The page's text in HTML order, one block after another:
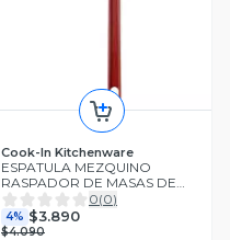
Cook-In Kitchenware
ESPATULA MEZQUINO
RASPADOR DE MASAS DE
SILICONA PROFESIONAL
25CM
0(0)
4% $3.890
$4.090